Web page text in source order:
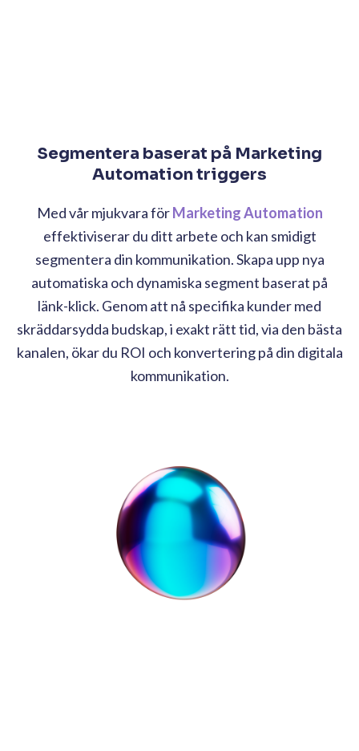
Segmentera baserat på Marketing
Automation triggers
Med vår mjukvara förMarketing Automation
effektiviserar du ditt arbete och kan smidigt
segmentera din kommunikation. Skapa upp nya
automatiska och dynamiska segment baserat på
länk-klick. Genom att nå specifika kunder med
skräddarsydda budskap, i exakt rätt tid, via den bästa
kanalen, ökar du ROI och konvertering på din digitala
kommunikation.